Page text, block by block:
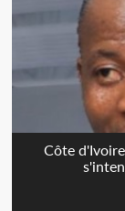
Côte